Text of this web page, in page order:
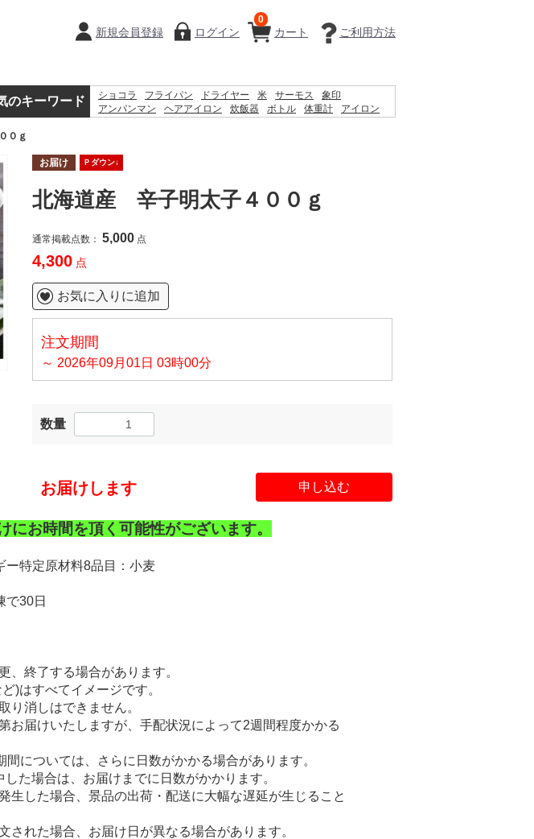
カート
0
ご利用方法
新規会員登録 ログイン
のキーワード ショコラ フライパン ドライヤー 米 サーモス
象印
アンパンマン
ヘアアイロン 炊飯器 ボトル 体重計
アイロン
０ｇ
お届け Ｐダウン↓
北海道産 辛子明太子４００ｇ
通常掲載点数： 5,000点
4,300点
お気に入りに追加
注文期間
～ 2026年09月01日 03時00分
数量
お届けします 申し込む
にお時間を頂く可能性がございます。
ー特定原材料8品目：小麦
で30日
、終了する場合があります。
)はすべてイメージです。
り消しはできません。
お届けいたしますが、手配状況によって2週間程度かかる
については、さらに日数がかかる場合があります。
た場合は、お届けまでに日数がかかります。
生した場合、景品の出荷・配送に大幅な遅延が生じること
された場合、お届け日が異なる場合があります。